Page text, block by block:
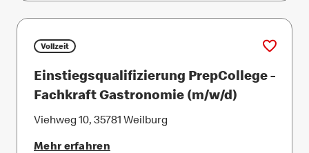
Vollzeit
Einstiegsqualifizierung PrepCollege -
Fachkraft Gastronomie (m/w/d)
Viehweg 10, 35781 Weilburg
Mehr erfahren